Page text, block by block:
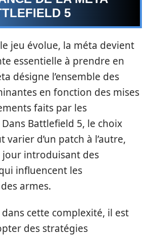
5
jeu évolue, la méta devient
essentielle à prendre en
désigne l’ensemble des
en fonction des mises
faits par les
Battlefield 5, le choix
varier d’un patch à l’autre,
jour introduisant des
influencent les
armes.
cette complexité, il est
des stratégies